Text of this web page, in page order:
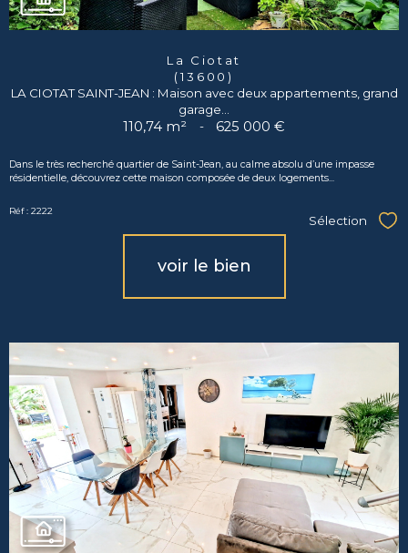
La Ciotat
(13600)
LA CIOTAT SAINT-JEAN : Maison avec deux appartements, grand
garage...
110,74 m² - 625 000 €
Dans le très recherché quartier de Saint-Jean, au calme absolu d’une impasse
résidentielle, découvrez cette maison composée de deux logements...
Réf : 2222
Sélection
voir le bien